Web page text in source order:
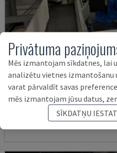
ES165D + RAIL
YASKAWA MOTOMAN -
2014
Privātuma
Mēs izmantojam sīkdatnes, lai
analizētu vietnes izmantošanu
varat pārvaldīt savas
mēs izmantojam jūsu datus,
SĪKDATŅU